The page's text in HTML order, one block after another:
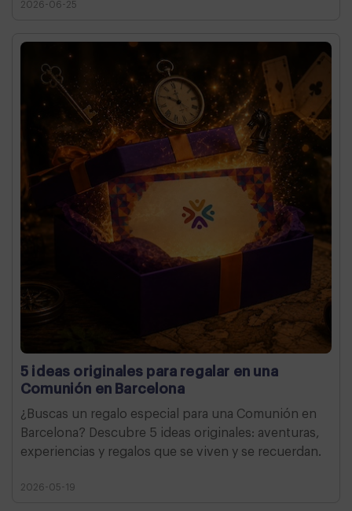
2026-06-25
5 ideas originales para regalar en una
Comunión en Barcelona
¿Buscas un regalo especial para una Comunión en
Barcelona? Descubre 5 ideas originales: aventuras,
experiencias y regalos que se viven y se recuerdan.
2026-05-19